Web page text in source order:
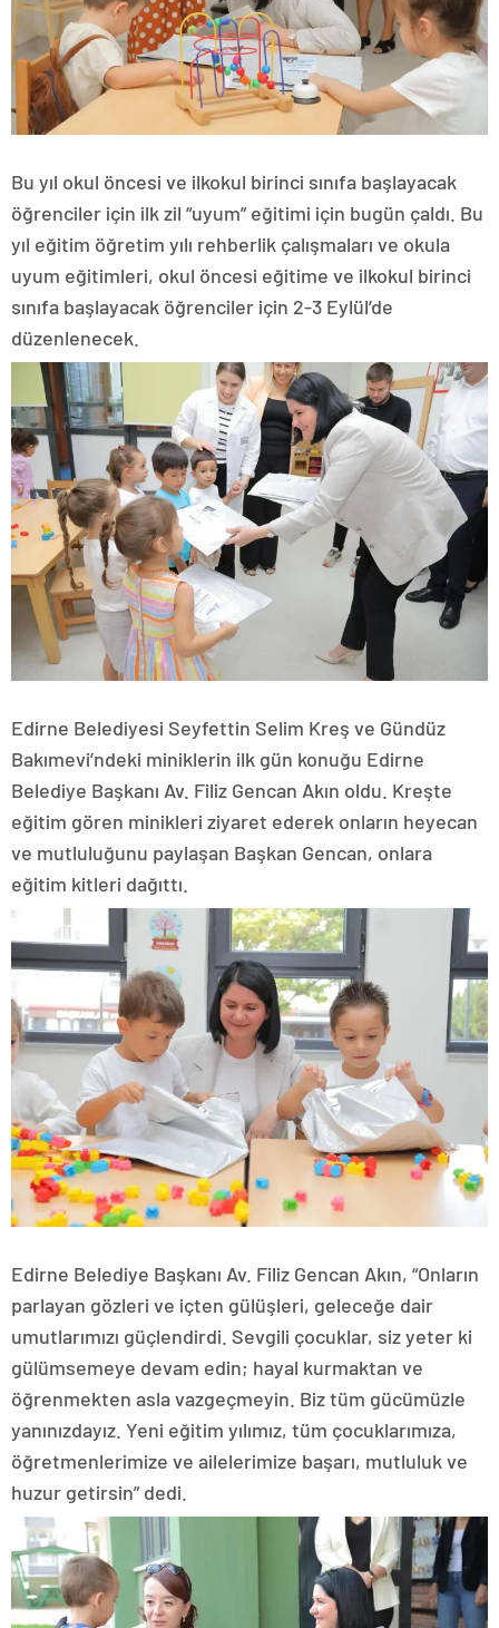
Bu yıl okul öncesi ve ilkokul birinci sınıfa başlayacak
öğrenciler için ilk zil “uyum” eğitimi için bugün çaldı. Bu
yıl eğitim öğretim yılı rehberlik çalışmaları ve okula
uyum eğitimleri, okul öncesi eğitime ve ilkokul birinci
sınıfa başlayacak öğrenciler için 2-3 Eylül’de
düzenlenecek.
Edirne Belediyesi Seyfettin Selim Kreş ve Gündüz
Bakımevi’ndeki miniklerin ilk gün konuğu Edirne
Belediye Başkanı Av. Filiz Gencan Akın oldu. Kreşte
eğitim gören minikleri ziyaret ederek onların heyecan
ve mutluluğunu paylaşan Başkan Gencan, onlara
eğitim kitleri dağıttı.
Edirne Belediye Başkanı Av. Filiz Gencan Akın, “Onların
parlayan gözleri ve içten gülüşleri, geleceğe dair
umutlarımızı güçlendirdi. Sevgili çocuklar, siz yeter ki
gülümsemeye devam edin; hayal kurmaktan ve
öğrenmekten asla vazgeçmeyin. Biz tüm gücümüzle
yanınızdayız. Yeni eğitim yılımız, tüm çocuklarımıza,
öğretmenlerimize ve ailelerimize başarı, mutluluk ve
huzur getirsin” dedi.